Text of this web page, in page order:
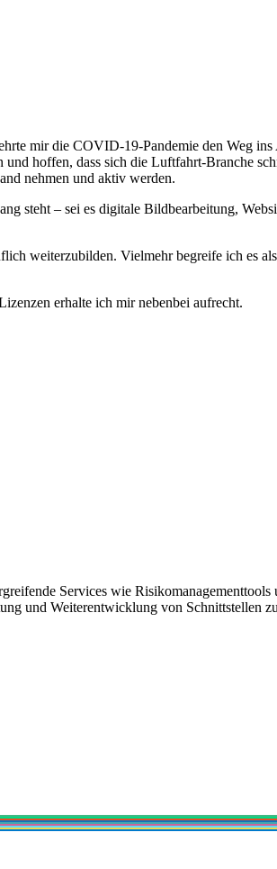
mir die COVID-19-Pandemie den Weg
hoffen, dass sich die Luftfahrt-Branche
nehmen und aktiv werden.
steht – sei es digitale Bildbearbeitung,
weiterzubilden. Vielmehr begreife ich es
erhalte ich mir nebenbei aufrecht.
Services wie
und Weiterentwicklung von Schnittstellen